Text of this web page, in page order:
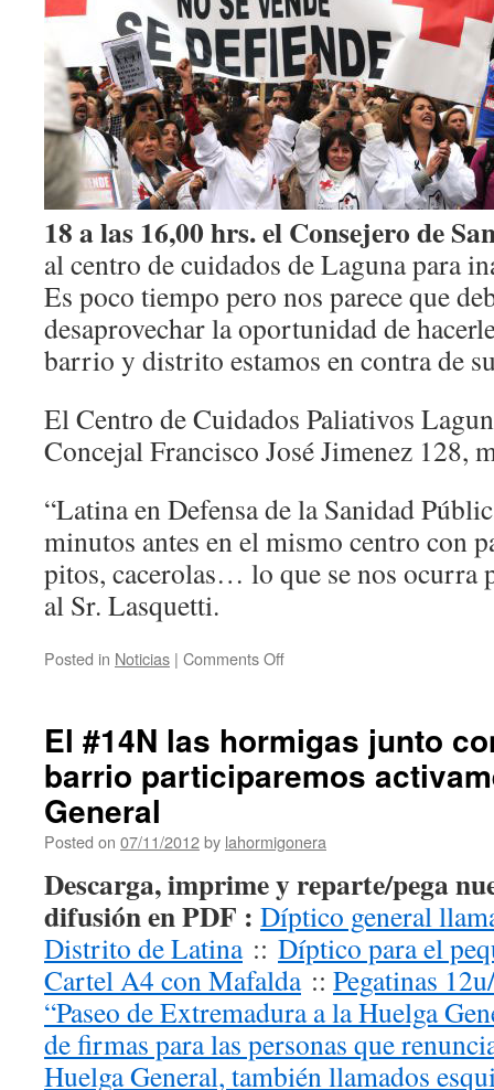
18 a las 16,00 hrs. el Consejero de
al centro de cuidados de Laguna para
Es poco tiempo pero nos parece que
desaprovechar la oportunidad de
barrio y distrito estamos en contra de
El Centro de Cuidados Paliativos
Concejal Francisco José Jimenez 128,
“Latina en Defensa de la Sanidad
minutos antes en el mismo centro con
pitos, cacerolas… lo que se nos ocurra
al Sr. Lasquetti.
Posted in Noticias | Comments Off
El #14N las hormigas junto
barrio participaremos
General
Posted on 07/11/2012by lahormigonera
Descarga, imprime y reparte/pega
difusión en PDF : Díptico general
Distrito de Latina:: Díptico para el
Cartel A4 con Mafalda:: Pegatinas
“Paseo de Extremadura a la Huelga
de firmas para las personas que
Huelga General, también llamados